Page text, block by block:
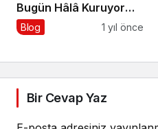
Bugün Hâlâ Kuruyor
mu?
Blog 1 yıl önce
Bir Cevap Yaz